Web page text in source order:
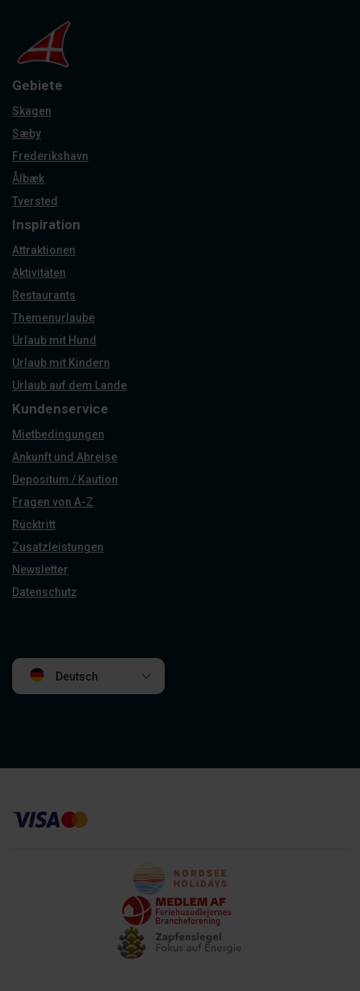
Gebiete
Skagen
Sæby
Frederikshavn
Ålbæk
Tversted
Inspiration
Attraktionen
Aktivitäten
Restaurants
Themenurlaube
Urlaub mit Hund
Urlaub mit Kindern
Urlaub auf dem Lande
Kundenservice
Mietbedingungen
Ankunft und Abreise
Depositum / Kaution
Fragen von A-Z
Rücktritt
Zusatzleistungen
Newsletter
Datenschutz
Deutsch